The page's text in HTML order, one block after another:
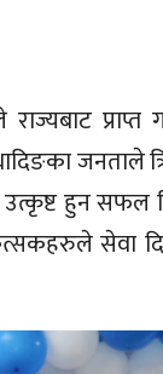
प्राप्त
जनताले
उत्कृष्ट हुन सफल
सेवा